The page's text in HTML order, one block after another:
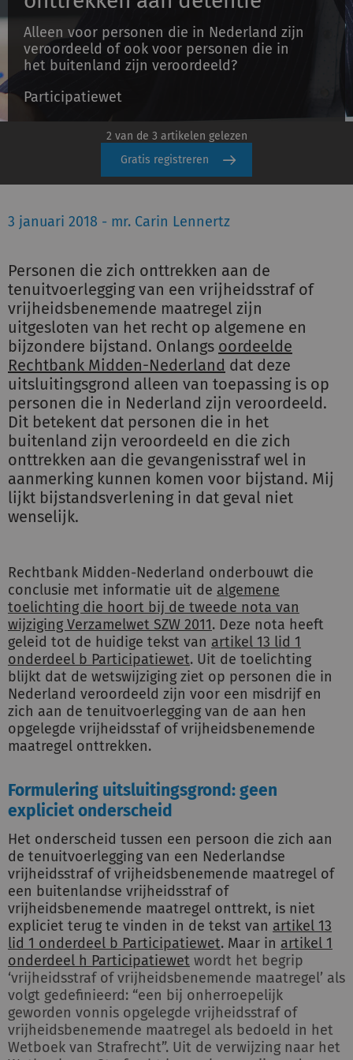
Inloggen
Alleen voor personen die in Nederland zijn
veroordeeld of ook voor personen die in
het buitenland zijn veroordeeld?
Participatiewet
2 van de 3 artikelen gelezen
Gratis registreren
3 januari 2018 - mr. Carin Lennertz
Personen die zich onttrekken aan de
tenuitvoerlegging van een vrijheidsstraf of
vrijheidsbenemende maatregel zijn
uitgesloten van het recht op algemene en
bijzondere bijstand. Onlangs oordeelde
Rechtbank Midden-Nederland dat deze
uitsluitingsgrond alleen van toepassing is op
personen die in Nederland zijn veroordeeld.
Dit betekent dat personen die in het
buitenland zijn veroordeeld en die zich
onttrekken aan die gevangenisstraf wel in
aanmerking kunnen komen voor bijstand. Mij
lijkt bijstandsverlening in dat geval niet
wenselijk.
Rechtbank Midden-Nederland onderbouwt die
conclusie met informatie uit de algemene
toelichting die hoort bij de tweede nota van
wijziging Verzamelwet SZW 2011. Deze nota heeft
geleid tot de huidige tekst van artikel 13 lid 1
onderdeel b Participatiewet. Uit de toelichting
blijkt dat de wetswijziging ziet op personen die in
Nederland veroordeeld zijn voor een misdrijf en
zich aan de tenuitvoerlegging van de aan hen
opgelegde vrijheidsstaf of vrijheidsbenemende
maatregel onttrekken.
Formulering uitsluitingsgrond: geen
expliciet onderscheid
Het onderscheid tussen een persoon die zich aan
de tenuitvoerlegging van een Nederlandse
vrijheidsstraf of vrijheidsbenemende maatregel of
een buitenlandse vrijheidsstraf of
vrijheidsbenemende maatregel onttrekt, is niet
expliciet terug te vinden in de tekst van artikel 13
lid 1 onderdeel b Participatiewet. Maar in artikel 1
onderdeel h Participatiewet wordt het begrip
‘vrijheidsstraf of vrijheidsbenemende maatregel’ als
volgt gedefinieerd: “een bij onherroepelijk
geworden vonnis opgelegde vrijheidsstraf of
vrijheidsbenemende maatregel als bedoeld in het
Wetboek van Strafrecht”. Uit de verwijzing naar het